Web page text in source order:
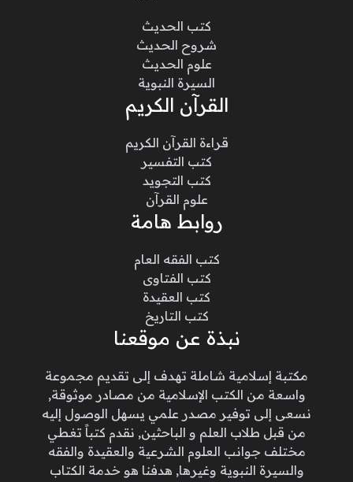
كتب الحديث
شروح الحديث
علوم الحديث
السيرة النبوية
القرآن الكريم
قراءة القرآن الكريم
كتب التفسير
كتب التجويد
علوم القرآن
روابط هامة
كتب الفقه العام
كتب الفتاوى
كتب العقيدة
كتب التاريخ
نبذة عن موقعنا
مكتبة إسلامية شاملة تهدف إلى تقديم مجموعة
واسعة من الكتب الإسلامية من مصادر موثوقة,
نسعى إلى توفير مصدر علمي يسهل الوصول إليه
من قبل طلاب العلم و الباحثين, نقدم كتباً تغطي
مختلف جوانب العلوم الشرعية والعقيدة والفقه
والسيرة النبوية وغيرها, هدفنا هو خدمة الكتاب